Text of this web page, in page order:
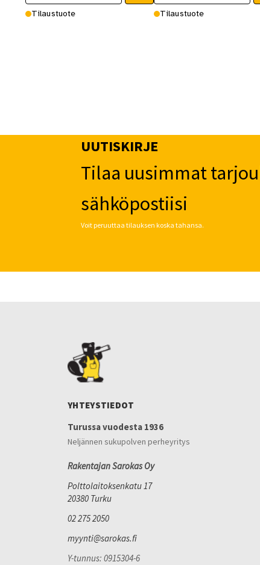
Tilaustuote Tilaustuote
UUTISKIRJE
Tilaa uusimmat
sähköpostiisi
Voit peruuttaa tilauksen koska tahansa.
YHTEYSTIEDOT
Turussa vuodesta 1936
Neljännen sukupolven perheyritys
Rakentajan Sarokas Oy
Polttolaitoksenkatu 17
20380 Turku
02 275 2050
myynti@sarokas.fi
Y-tunnus: 0915304-6